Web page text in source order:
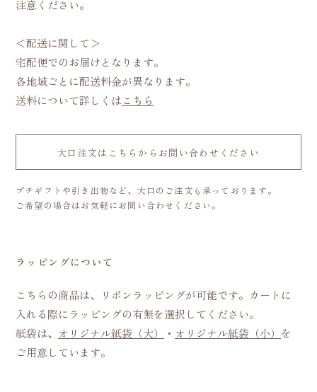
注意ください。
＜配送に関して＞
宅配便でのお届けとなります。
各地域ごとに配送料金が異なります。
送料について詳しくはこちら
大口注文はこちらからお問い合わせください
プチギフトや引き出物など、大口のご注文も承っております。
ご希望の場合はお気軽にお問い合わせください。
ラッピングについて
こちらの商品は、リボンラッピングが可能です。カートに
入れる際にラッピングの有無を選択してください。
紙袋は、 オリジナル紙袋（大） ・ オリジナル紙袋（小） を
ご用意しています。